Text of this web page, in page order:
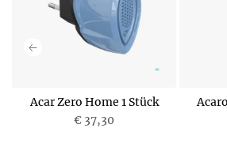
Acar Zero Home 1 Stück
€ 37,30